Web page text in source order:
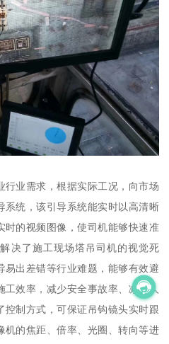
行业需求，根据实际工况，向市场
系统，该引导系统能实时以高清晰
时的视频图像，使司机能够快速准
决了施工现场塔吊司机的视觉死
易出差错等行业难题，能够有效避
效率，减少安全事故率、减少人
控制方式，可保证吊钩镜头实时跟
机的焦距、倍率、光圈、转向等进